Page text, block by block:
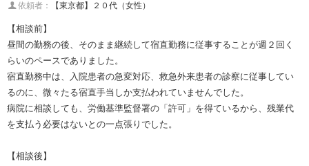
依頼者： 【東京都】２０代（女性）
【相談前】
昼間の勤務の後、そのまま継続して宿直勤務に従事することが週２回く
らいのペースでありました。
宿直勤務中は、入院患者の急変対応、救急外来患者の診察に従事してい
るのに、微々たる宿直手当しか支払われていませんでした。
病院に相談しても、労働基準監督署の「許可」を得ているから、残業代
を支払う必要はないとの一点張りでした。
【相談後】